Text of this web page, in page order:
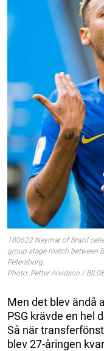
180622 Neymar of Brazil
group stage match between
Petersburg.
Photo: Petter Arvidson /
Men det blev ändå
PSG krävde en hel
Så när
blev 27-åringen